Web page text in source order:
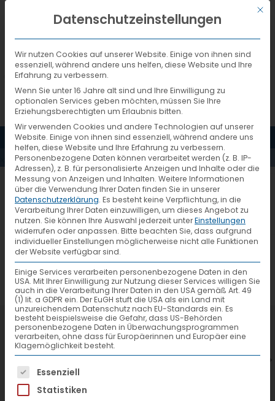
DEUTSCH
MENÜ
CONVENTION-
ON-THE-
CONTRACT-
FOR-THE-
INTERNATIONAL-
CARRIAGE-OF-
GOODS-BY-
ROAD
convention-on-the-contract-for-
the-international-carriage-of-goods-
by-road
7. Juli 2026
VTL hat neuen Aufsichtsrat gewählt
Mit
Datenschutzeinstellungen
Wir nutzen Cookies auf unserer Website. Einige von ihnen sind
essenziell, während andere uns helfen, diese Website und Ihre
Erfahrung zu verbessern.
Wenn Sie unter 16 Jahre alt sind und Ihre Einwilligung zu
optionalen Services geben möchten, müssen Sie Ihre
Erziehungsberechtigten um Erlaubnis bitten.
Wir verwenden Cookies und andere Technologien auf unserer
Website. Einige von ihnen sind essenziell, während andere uns
helfen, diese Website und Ihre Erfahrung zu verbessern.
Personenbezogene Daten können verarbeitet werden (z. B. IP-
Adressen), z. B. für personalisierte Anzeigen und Inhalte oder die
Messung von Anzeigen und Inhalten. Weitere Informationen
über die Verwendung Ihrer Daten finden Sie in unserer
Datenschutzerklärung. Es besteht keine Verpflichtung, in die
Verarbeitung Ihrer Daten einzuwilligen, um dieses Angebot zu
nutzen. Sie können Ihre Auswahl jederzeit unterEinstellungen
widerrufen oder anpassen. Bitte beachten Sie, dass aufgrund
individueller Einstellungen möglicherweise nicht alle Funktionen
der Website verfügbar sind.
Einige Services verarbeiten personenbezogene Daten in den
USA. Mit Ihrer Einwilligung zur Nutzung dieser Services willigen Sie
auch in die Verarbeitung Ihrer Daten in den USA gemäß Art. 49
(1) lit. a GDPR ein. Der EuGH stuft die USA als ein Land mit
unzureichendem Datenschutz nach EU-Standards ein. Es
besteht beispielsweise die Gefahr, dass US-Behörden
personenbezogene Daten in Überwachungsprogrammen
verarbeiten, ohne dass für Europäerinnen und Europäer eine
Klagemöglichkeit besteht.
Es folgt eine Liste der Service-Gruppen,
Essenziell
Statistiken